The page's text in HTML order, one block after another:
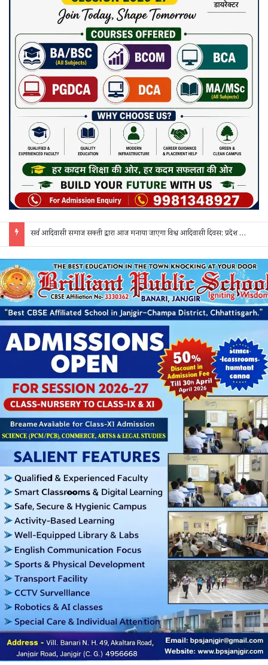
सर्व आदिवासी समाज सक्ती द्वारा आज मनाया जाएगा विश्व आदिवासी दिवस: प्रदेश व जिला स्तर के पदाधिकारी होंगे शामिल